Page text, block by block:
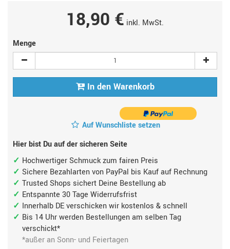
18,90 € inkl. MwSt.
Menge
In den Warenkorb
Auf Wunschliste setzen
Hier bist Du auf der sicheren Seite
Hochwertiger Schmuck zum fairen Preis
Sichere Bezahlarten von PayPal bis Kauf auf Rechnung
Trusted Shops sichert Deine Bestellung ab
Entspannte 30 Tage Widerrufsfrist
Innerhalb DE verschicken wir kostenlos & schnell
Bis 14 Uhr werden Bestellungen am selben Tag
verschickt*
*außer an Sonn- und Feiertagen